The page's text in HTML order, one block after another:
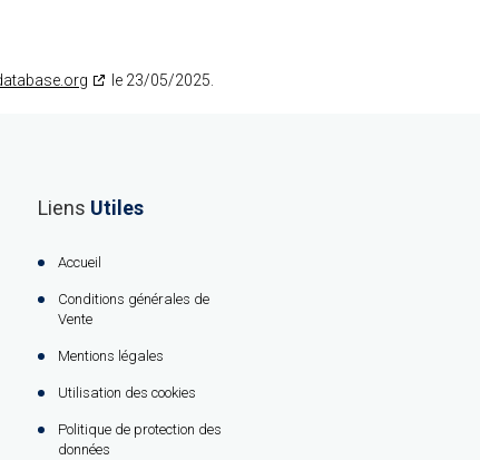
le 23/05/2025.
Liens Utiles
Accueil
Conditions générales de
Vente
Mentions légales
Utilisation des cookies
Politique de protection des
données